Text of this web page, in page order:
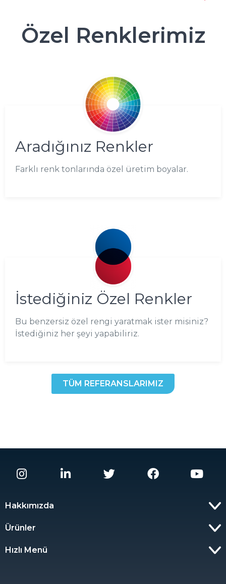
Özel Renklerimiz
Aradığınız Renkler
Farklı renk tonlarında özel üretim boyalar.
İstediğiniz Özel Renkler
Bu benzersiz özel rengi yaratmak ister misiniz?
İstediğiniz her şeyi yapabiliriz.
TÜM REFERANSLARIMIZ
Hakkımızda
Ürünler
Hızlı Menü